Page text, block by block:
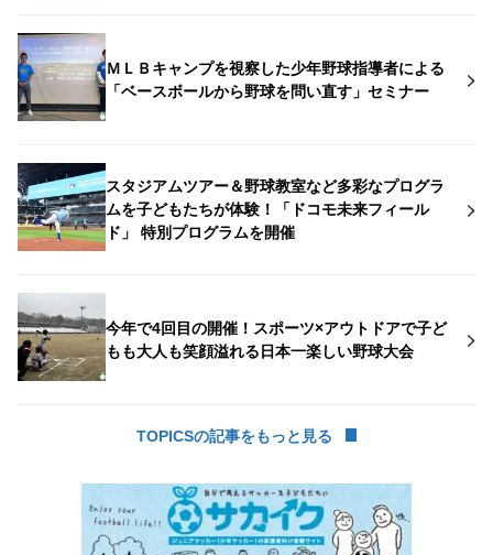
ＭＬＢキャンプを視察した少年野球指導者による
「ベースボールから野球を問い直す」セミナー
スタジアムツアー＆野球教室など多彩なプログラ
ムを子どもたちが体験！「ドコモ未来フィール
ド」 特別プログラムを開催
今年で4回目の開催！スポーツ×アウトドアで子ど
もも大人も笑顔溢れる日本一楽しい野球大会
TOPICSの記事をもっと見る